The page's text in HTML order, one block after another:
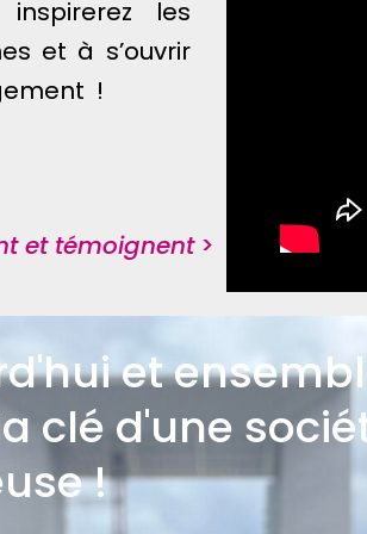
inspirerez les
et à s’ouvrir
!
et témoignent>
et
clé d'une
!